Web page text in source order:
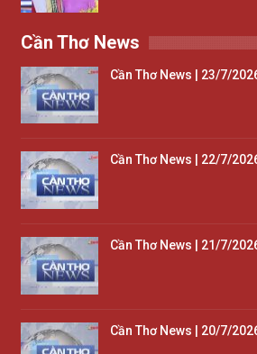
Cần Thơ News
Cần Thơ News | 23/7/
Cần Thơ News | 22/7/
Cần Thơ News | 21/7/
Cần Thơ News | 20/7/